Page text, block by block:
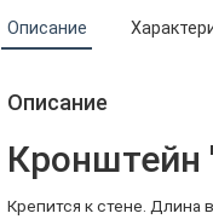
Описание
Описание
Кронштейн
Крепится к стене. Длина